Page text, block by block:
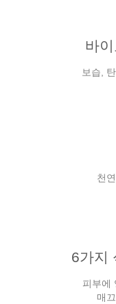
바
보습,
천
6가지
피부에
매